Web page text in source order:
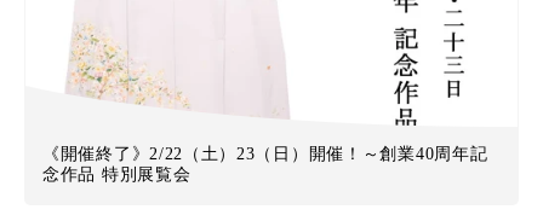
《開催終了》2/22（土）23（日）開催！～創業40周年記
念作品 特別展覧会